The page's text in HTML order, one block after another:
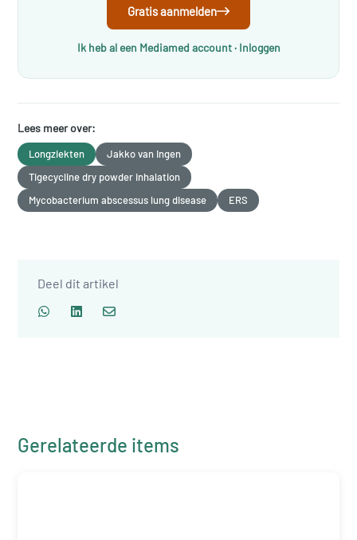
Gratis aanmelden
Ik heb al een Mediamed account · Inloggen
Lees meer over:
Longziekten
Jakko van Ingen
Tigecycline dry powder inhalation
Mycobacterium abscessus lung disease
ERS
Deel dit artikel
Gerelateerde items